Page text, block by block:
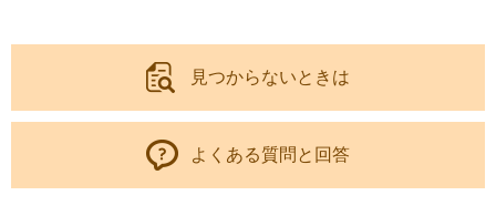
見つからないときは
よくある質問と回答